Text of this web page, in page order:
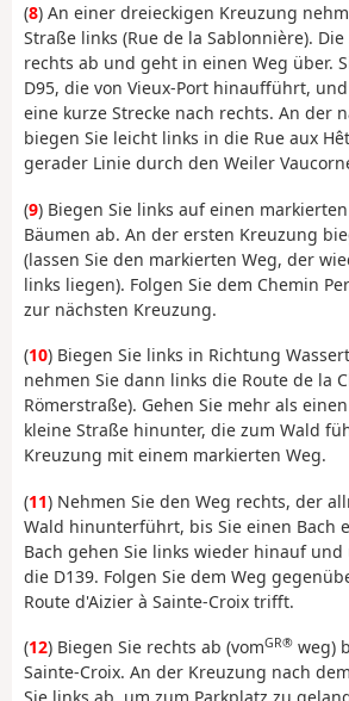
(8) An einer dreieckigen Kreuzung
Straße links (Rue de la Sablonnière).
rechts ab und geht in einen Weg über.
D95, die von Vieux-Port hinaufführt,
eine kurze Strecke nach rechts. An der
biegen Sie leicht links in die Rue aux
gerader Linie durch den Weiler
(9) Biegen Sie links auf einen
Bäumen ab. An der ersten Kreuzung
(lassen Sie den markierten Weg, der
links liegen). Folgen Sie dem Chemin
zur nächsten Kreuzung.
(10) Biegen Sie links in Richtung
nehmen Sie dann links die Route de la
Römerstraße). Gehen Sie mehr als
kleine Straße hinunter, die zum Wald
Kreuzung mit einem markierten Weg.
(11) Nehmen Sie den Weg rechts, der
Wald hinunterführt, bis Sie einen Bach
Bach gehen Sie links wieder hinauf
die D139. Folgen Sie dem Weg
Route d'Aizier à Sainte-Croix trifft.
(12) Biegen Sie rechts ab (vomGR® weg)
Sainte-Croix. An der Kreuzung nach